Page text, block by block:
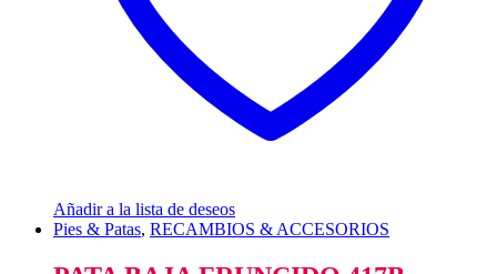
Añadir a la lista de deseos
Pies & Patas, RECAMBIOS & ACCESORIOS